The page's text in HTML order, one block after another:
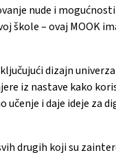
nude i
škole – ovaj MOOK
dizajn
iz nastave kako
i daje ideje za
drugih koji su